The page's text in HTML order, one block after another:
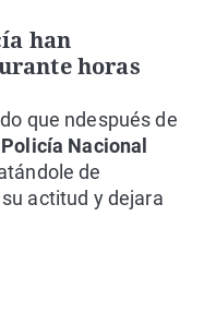
han
horas
que ndespués de
Nacional
de
actitud y dejara